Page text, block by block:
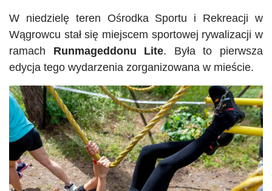
W niedzielę teren Ośrodka Sportu i Rekreacji w
Wągrowcu stał się miejscem sportowej rywalizacji w
ramach Runmageddonu Lite. Była to pierwsza
edycja tego wydarzenia zorganizowana w mieście.